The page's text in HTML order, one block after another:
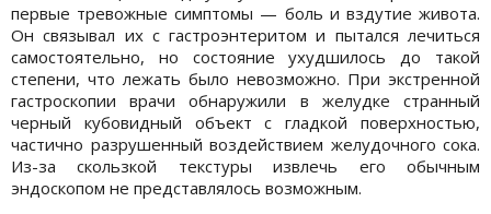
первые тревожные симптомы — боль и вздутие живота.
Он связывал их с гастроэнтеритом и пытался лечиться
самостоятельно, но состояние ухудшилось до такой
степени, что лежать было невозможно. При экстренной
гастроскопии врачи обнаружили в желудке странный
черный кубовидный объект с гладкой поверхностью,
частично разрушенный воздействием желудочного сока.
Из-за скользкой текстуры извлечь его обычным
эндоскопом не представлялось возможным.